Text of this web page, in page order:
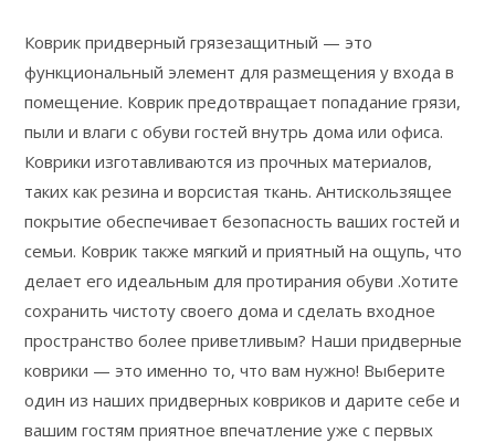
Коврик придверный грязезащитный — это
функциональный элемент для размещения у входа в
помещение. Коврик предотвращает попадание грязи,
пыли и влаги с обуви гостей внутрь дома или офиса.
Коврики изготавливаются из прочных материалов,
таких как резина и ворсистая ткань. Антискользящее
покрытие обеспечивает безопасность ваших гостей и
семьи. Коврик также мягкий и приятный на ощупь, что
делает его идеальным для протирания обуви .Хотите
сохранить чистоту своего дома и сделать входное
пространство более приветливым? Наши придверные
коврики — это именно то, что вам нужно! Выберите
один из наших придверных ковриков и дарите себе и
вашим гостям приятное впечатление уже с первых